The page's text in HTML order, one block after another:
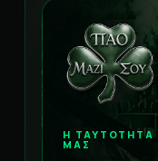
Η ΤΑΥΤΟΤΗΤΑ
ΜΑΣ